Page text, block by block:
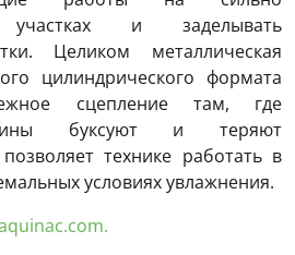
участках и заделывать
Целиком металлическая
цилиндрического формата
сцепление там, где
буксуют и теряют
технике работать в
условиях увлажнения.